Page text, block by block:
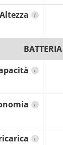
Altezza i
BATTERIA
i
i
i